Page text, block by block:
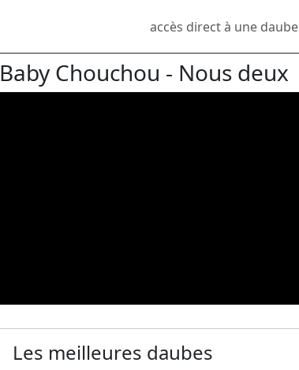
accès direct à une daube
Baby Chouchou - Nous deux
Les meilleures daubes